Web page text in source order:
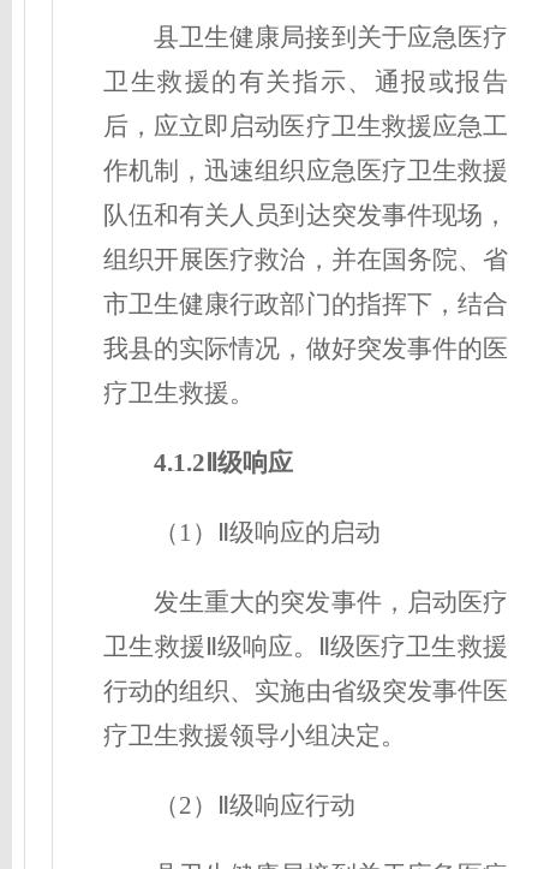
县卫生健康局接到关于应急医疗
卫生救援的有关指示、通报或报告
后，应立即启动医疗卫生救援应急工
作机制，迅速组织应急医疗卫生救援
队伍和有关人员到达突发事件现场，
组织开展医疗救治，并在国务院、省
市卫生健康行政部门的指挥下，结合
我县的实际情况，做好突发事件的医
疗卫生救援。
4.1.2Ⅱ级响应
（1）Ⅱ级响应的启动
发生重大的突发事件，启动医疗
卫生救援Ⅱ级响应。Ⅱ级医疗卫生救援
行动的组织、实施由省级突发事件医
疗卫生救援领导小组决定。
（2）Ⅱ级响应行动